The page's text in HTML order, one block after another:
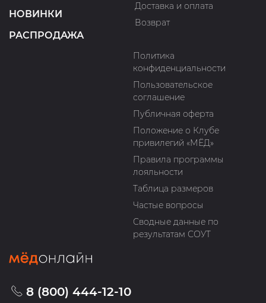
НОВИНКИ
РАСПРОДАЖА
Доставка и оплата
Возврат
Политика
конфиденциальности
Пользовательское
соглашение
Публичная оферта
Положение о Клубе
привилегий «МЁД»
Правила программы
лояльности
Таблица размеров
Частые вопросы
Сводные данные по
результатам СОУТ
8 (800) 444-12-10